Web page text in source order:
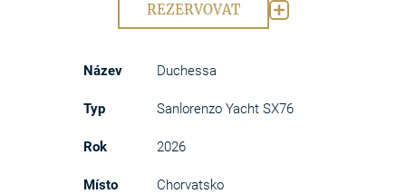
REZERVOVAT
Duchessa
Sanlorenzo Yacht SX76
2026
Chorvatsko